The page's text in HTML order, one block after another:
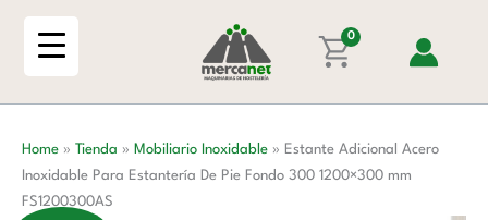
0
Home » Tienda » Mobiliario Inoxidable » Estante Adicional Acero
Inoxidable Para Estantería De Pie Fondo 300 1200×300 mm
FS1200300AS
Para
Estantería
De
Fondo
300
1200x300